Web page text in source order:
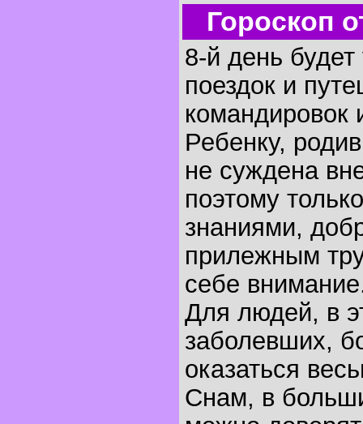
Гороскоп
8-й день
поездок и
командировок
Ребенку,
не суждена
поэтому
знаниями,
прилежным
себе
Для людей, в
заболевших,
оказаться
Снам, в